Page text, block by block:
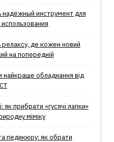
инструмент для
релаксу, де кожен новий
на попередній
найкраще обладнання від
прибрати «гусячі лапки»
міміку
педикюру: як обрати